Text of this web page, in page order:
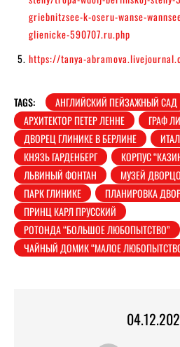
griebnitzsee-k-oseru-wanse-
glienicke-590707.ru.php
https://tanya-
TAGS:
АНГЛИЙСКИЙ ПЕЙЗАЖНЫЙ САД
АРХИТЕКТОР ПЕТЕР ЛЕННЕ
ГРАФ
ДВОРЕЦ ГЛИНИКЕ В БЕРЛИНЕ
КНЯЗЬ ГАРДЕНБЕРГ
КОРПУС
ЛЬВИНЫЙ ФОНТАН
МУЗЕЙ
ПАРК ГЛИНИКЕ
ПЛАНИРОВКА
ПРИНЦ КАРЛ ПРУССКИЙ
РОТОНДА “БОЛЬШОЕ ЛЮБОПЫТСТВО”
ЧАЙНЫЙ ДОМИК “МАЛОЕ